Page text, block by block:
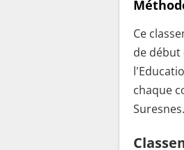
Ce
de début
chaque
Suresnes.